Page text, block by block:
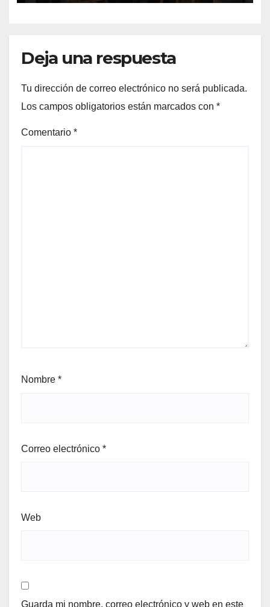
Deja una respuesta
Tu dirección de correo electrónico no será publicada.
Los campos obligatorios están marcados con *
Comentario *
Nombre *
Correo electrónico *
Web
Guarda mi nombre, correo electrónico y web en este